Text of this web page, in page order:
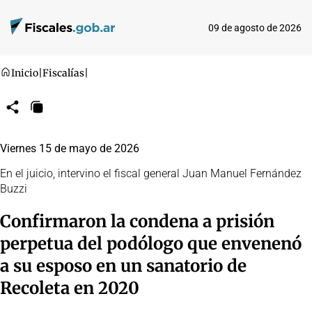
09 de agosto de 2026
Inicio Fiscalías
CompartirCopiar
Viernes 15 de mayo de 2026
En el juicio, intervino el fiscal general Juan Manuel Fernández
Buzzi
Confirmaron la condena a prisión
perpetua del podólogo que envenenó
a su esposo en un sanatorio de
Recoleta en 2020